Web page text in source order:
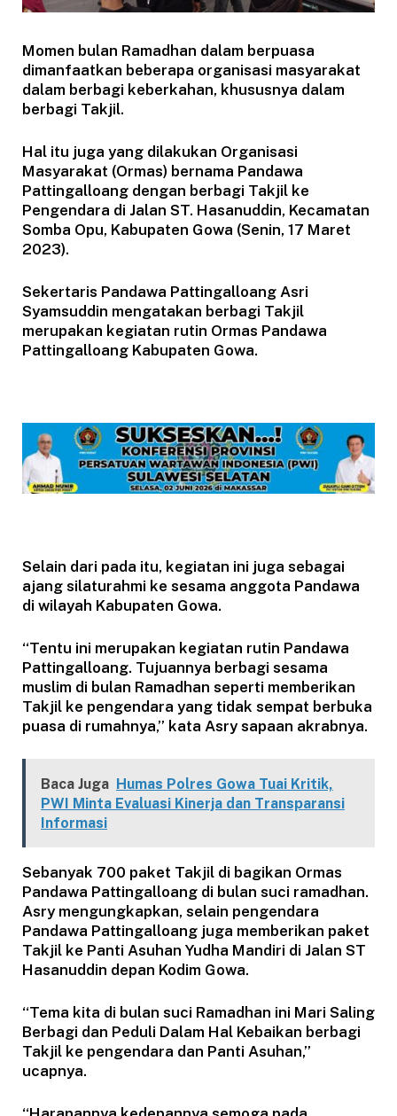
Momen bulan Ramadhan dalam berpuasa
dimanfaatkan beberapa organisasi masyarakat
dalam berbagi keberkahan, khususnya dalam
berbagi Takjil.
Hal itu juga yang dilakukan Organisasi
Masyarakat (Ormas) bernama Pandawa
Pattingalloang dengan berbagi Takjil ke
Pengendara di Jalan ST. Hasanuddin, Kecamatan
Somba Opu, Kabupaten Gowa (Senin, 17 Maret
2023).
Sekertaris Pandawa Pattingalloang Asri
Syamsuddin mengatakan berbagi Takjil
merupakan kegiatan rutin Ormas Pandawa
Pattingalloang Kabupaten Gowa.
Selain dari pada itu, kegiatan ini juga sebagai
ajang silaturahmi ke sesama anggota Pandawa
di wilayah Kabupaten Gowa.
“Tentu ini merupakan kegiatan rutin Pandawa
Pattingalloang. Tujuannya berbagi sesama
muslim di bulan Ramadhan seperti memberikan
Takjil ke pengendara yang tidak sempat berbuka
puasa di rumahnya,” kata Asry sapaan akrabnya.
Baca Juga Humas Polres Gowa Tuai Kritik,
PWI Minta Evaluasi Kinerja dan Transparansi
Informasi
Sebanyak 700 paket Takjil di bagikan Ormas
Pandawa Pattingalloang di bulan suci ramadhan.
Asry mengungkapkan, selain pengendara
Pandawa Pattingalloang juga memberikan paket
Takjil ke Panti Asuhan Yudha Mandiri di Jalan ST
Hasanuddin depan Kodim Gowa.
“Tema kita di bulan suci Ramadhan ini Mari Saling
Berbagi dan Peduli Dalam Hal Kebaikan berbagi
Takjil ke pengendara dan Panti Asuhan,”
ucapnya.